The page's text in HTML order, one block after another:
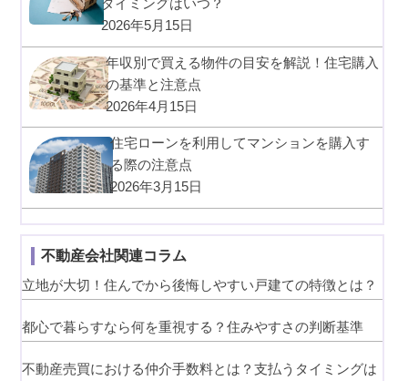
2026年5月15日
年収別で買える物件の目安を解説！住宅購入
の基準と注意点
2026年4月15日
住宅ローンを利用してマンションを購入す
る際の注意点
2026年3月15日
不動産会社関連コラム
立地が大切！住んでから後悔しやすい戸建ての特徴とは？
都心で暮らすなら何を重視する？住みやすさの判断基準
不動産売買における仲介手数料とは？支払うタイミングは